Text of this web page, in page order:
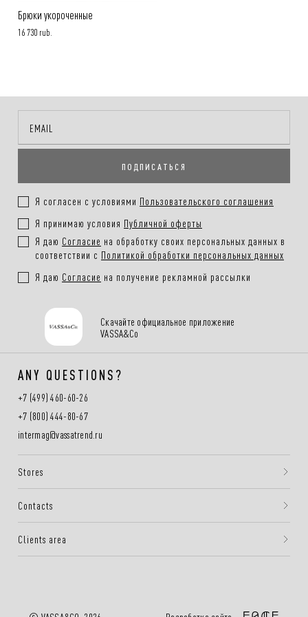
Брюки укороченные
16 730 rub.
ПОДПИСАТЬСЯ
Я согласен с условиями Пользовательского соглашения
Я принимаю условия Публичной оферты
Я даю Согласие на обработку своих персональных данных в
соответствии с Политикой обработки персональных данных
Я даю Согласие на получение рекламной рассылки
Скачайте официальное приложение
VASSA&Co
ANY QUESTIONS?
+7 (499) 460-60-26
+7 (800) 444-80-67
intermag@vassatrend.ru
Stores
Contacts
Clients area